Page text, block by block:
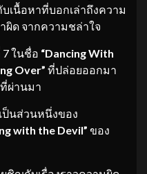
เนื้อหาที่บอกเล่าถึงความ
ผิด จากความชล่าใจ
ในชื่อ “Dancing With
Over” ที่ปล่อยออกมา
ผ่านมา
ป็นส่วนหนึ่งของ
with the Devil” ของ